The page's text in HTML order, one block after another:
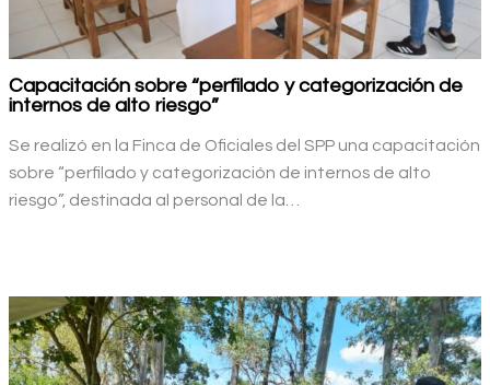
Capacitación sobre “perfilado y categorización de
internos de alto riesgo”
Se realizó en la Finca de Oficiales del SPP una capacitación
sobre “perfilado y categorización de internos de alto
riesgo”, destinada al personal de la…